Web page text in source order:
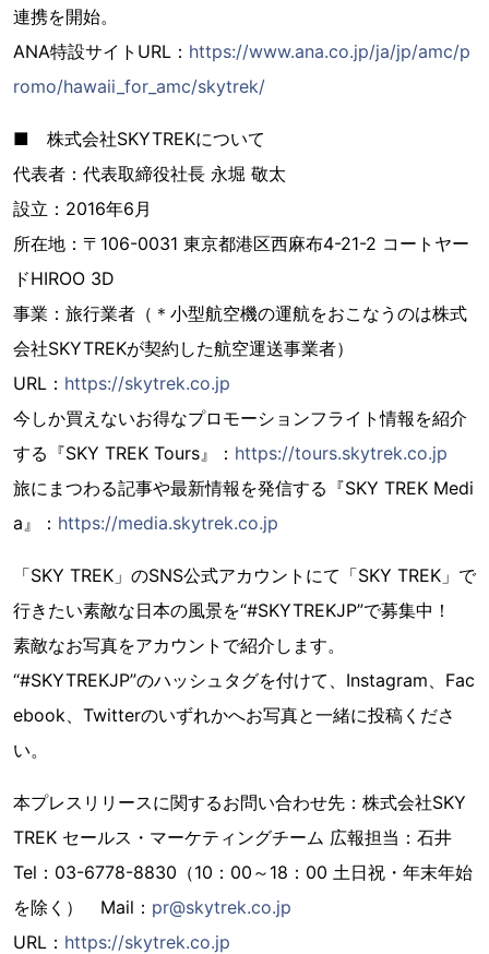
連携を開始。
ANA特設サイトURL： https://www.ana.co.jp/ja/jp/amc/p
romo/hawaii_for_amc/skytrek/
■ 株式会社SKYTREKについて
代表者：代表取締役社長 永堀 敬太
設立：2016年6月
所在地：〒106-0031 東京都港区西麻布4-21-2 コートヤー
ドHIROO 3D
事業：旅行業者（＊小型航空機の運航をおこなうのは株式
会社SKYTREKが契約した航空運送事業者）
URL： https://skytrek.co.jp
今しか買えないお得なプロモーションフライト情報を紹介
する『SKY TREK Tours』： https://tours.skytrek.co.jp
旅にまつわる記事や最新情報を発信する『SKY TREK Medi
a』： https://media.skytrek.co.jp
「SKY TREK」のSNS公式アカウントにて「SKY TREK」で
行きたい素敵な日本の風景を“#SKYTREKJP”で募集中！
素敵なお写真をアカウントで紹介します。
“#SKYTREKJP”のハッシュタグを付けて、Instagram、Fac
ebook、Twitterのいずれかへお写真と一緒に投稿くださ
い。
本プレスリリースに関するお問い合わせ先：株式会社SKY
TREK セールス・マーケティングチーム 広報担当：石井
Tel：03-6778-8830（10：00～18：00 土日祝・年末年始
を除く） Mail： pr@skytrek.co.jp
URL： https://skytrek.co.jp